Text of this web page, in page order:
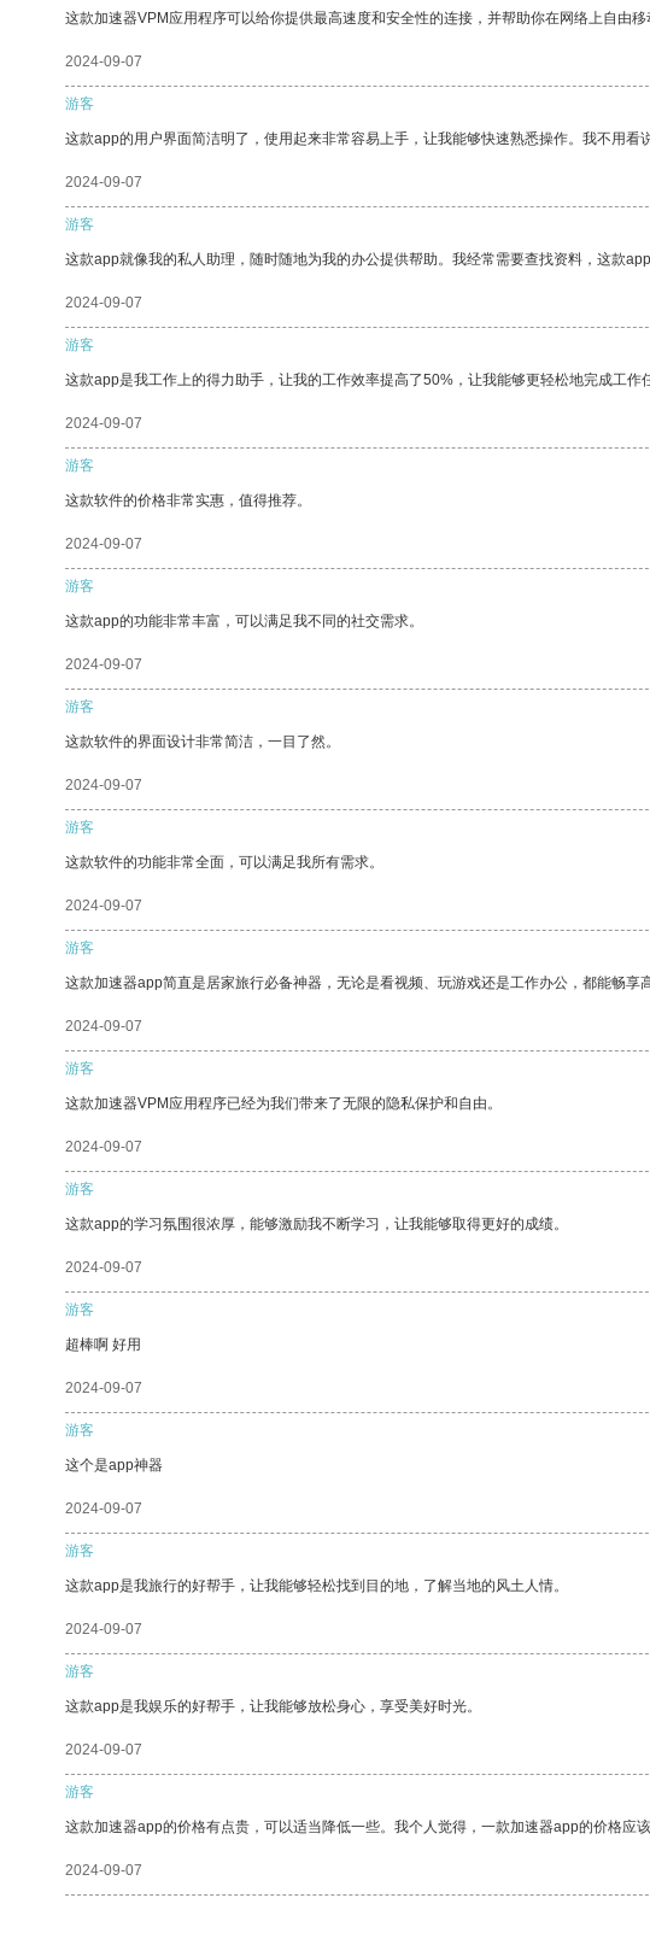
这款加速器VPM应用程序可以给你提供最高速度和安全性的连接，并帮助你在网络上自由移
2024-09-07
游客
这款app的用户界面简洁明了，使用起来非常容易上手，让我能够快速熟悉操作。我不用看
2024-09-07
游客
这款app就像我的私人助理，随时随地为我的办公提供帮助。我经常需要查找资料，这款
2024-09-07
游客
这款app是我工作上的得力助手，让我的工作效率提高了50%，让我能够更轻松地完成工作
2024-09-07
游客
这款软件的价格非常实惠，值得推荐。
2024-09-07
游客
这款app的功能非常丰富，可以满足我不同的社交需求。
2024-09-07
游客
这款软件的界面设计非常简洁，一目了然。
2024-09-07
游客
这款软件的功能非常全面，可以满足我所有需求。
2024-09-07
游客
这款加速器app简直是居家旅行必备神器，无论是看视频、玩游戏还是工作办公，都能畅
2024-09-07
游客
这款加速器VPM应用程序已经为我们带来了无限的隐私保护和自由。
2024-09-07
游客
这款app的学习氛围很浓厚，能够激励我不断学习，让我能够取得更好的成绩。
2024-09-07
游客
超棒啊 好用
2024-09-07
游客
这个是app神器
2024-09-07
游客
这款app是我旅行的好帮手，让我能够轻松找到目的地，了解当地的风土人情。
2024-09-07
游客
这款app是我娱乐的好帮手，让我能够放松身心，享受美好时光。
2024-09-07
游客
这款加速器app的价格有点贵，可以适当降低一些。我个人觉得，一款加速器app的价格应
2024-09-07